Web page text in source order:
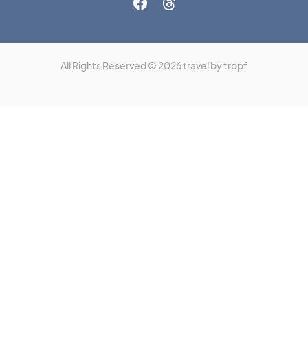
All Rights Reserved © 2026 travel by tropf